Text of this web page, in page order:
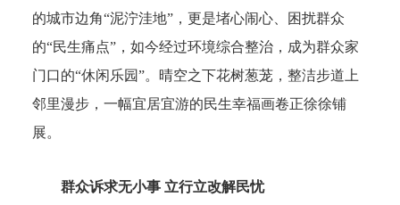
的城市边角“泥泞洼地”，更是堵心闹心、困扰群众
的“民生痛点”，如今经过环境综合整治，成为群众家
门口的“休闲乐园”。晴空之下花树葱茏，整洁步道上
邻里漫步，一幅宜居宜游的民生幸福画卷正徐徐铺
展。
群众诉求无小事 立行立改解民忧